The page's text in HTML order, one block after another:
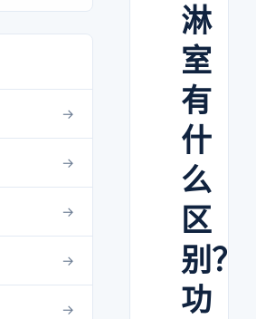
淋
室
有
什
么
区
别？
功